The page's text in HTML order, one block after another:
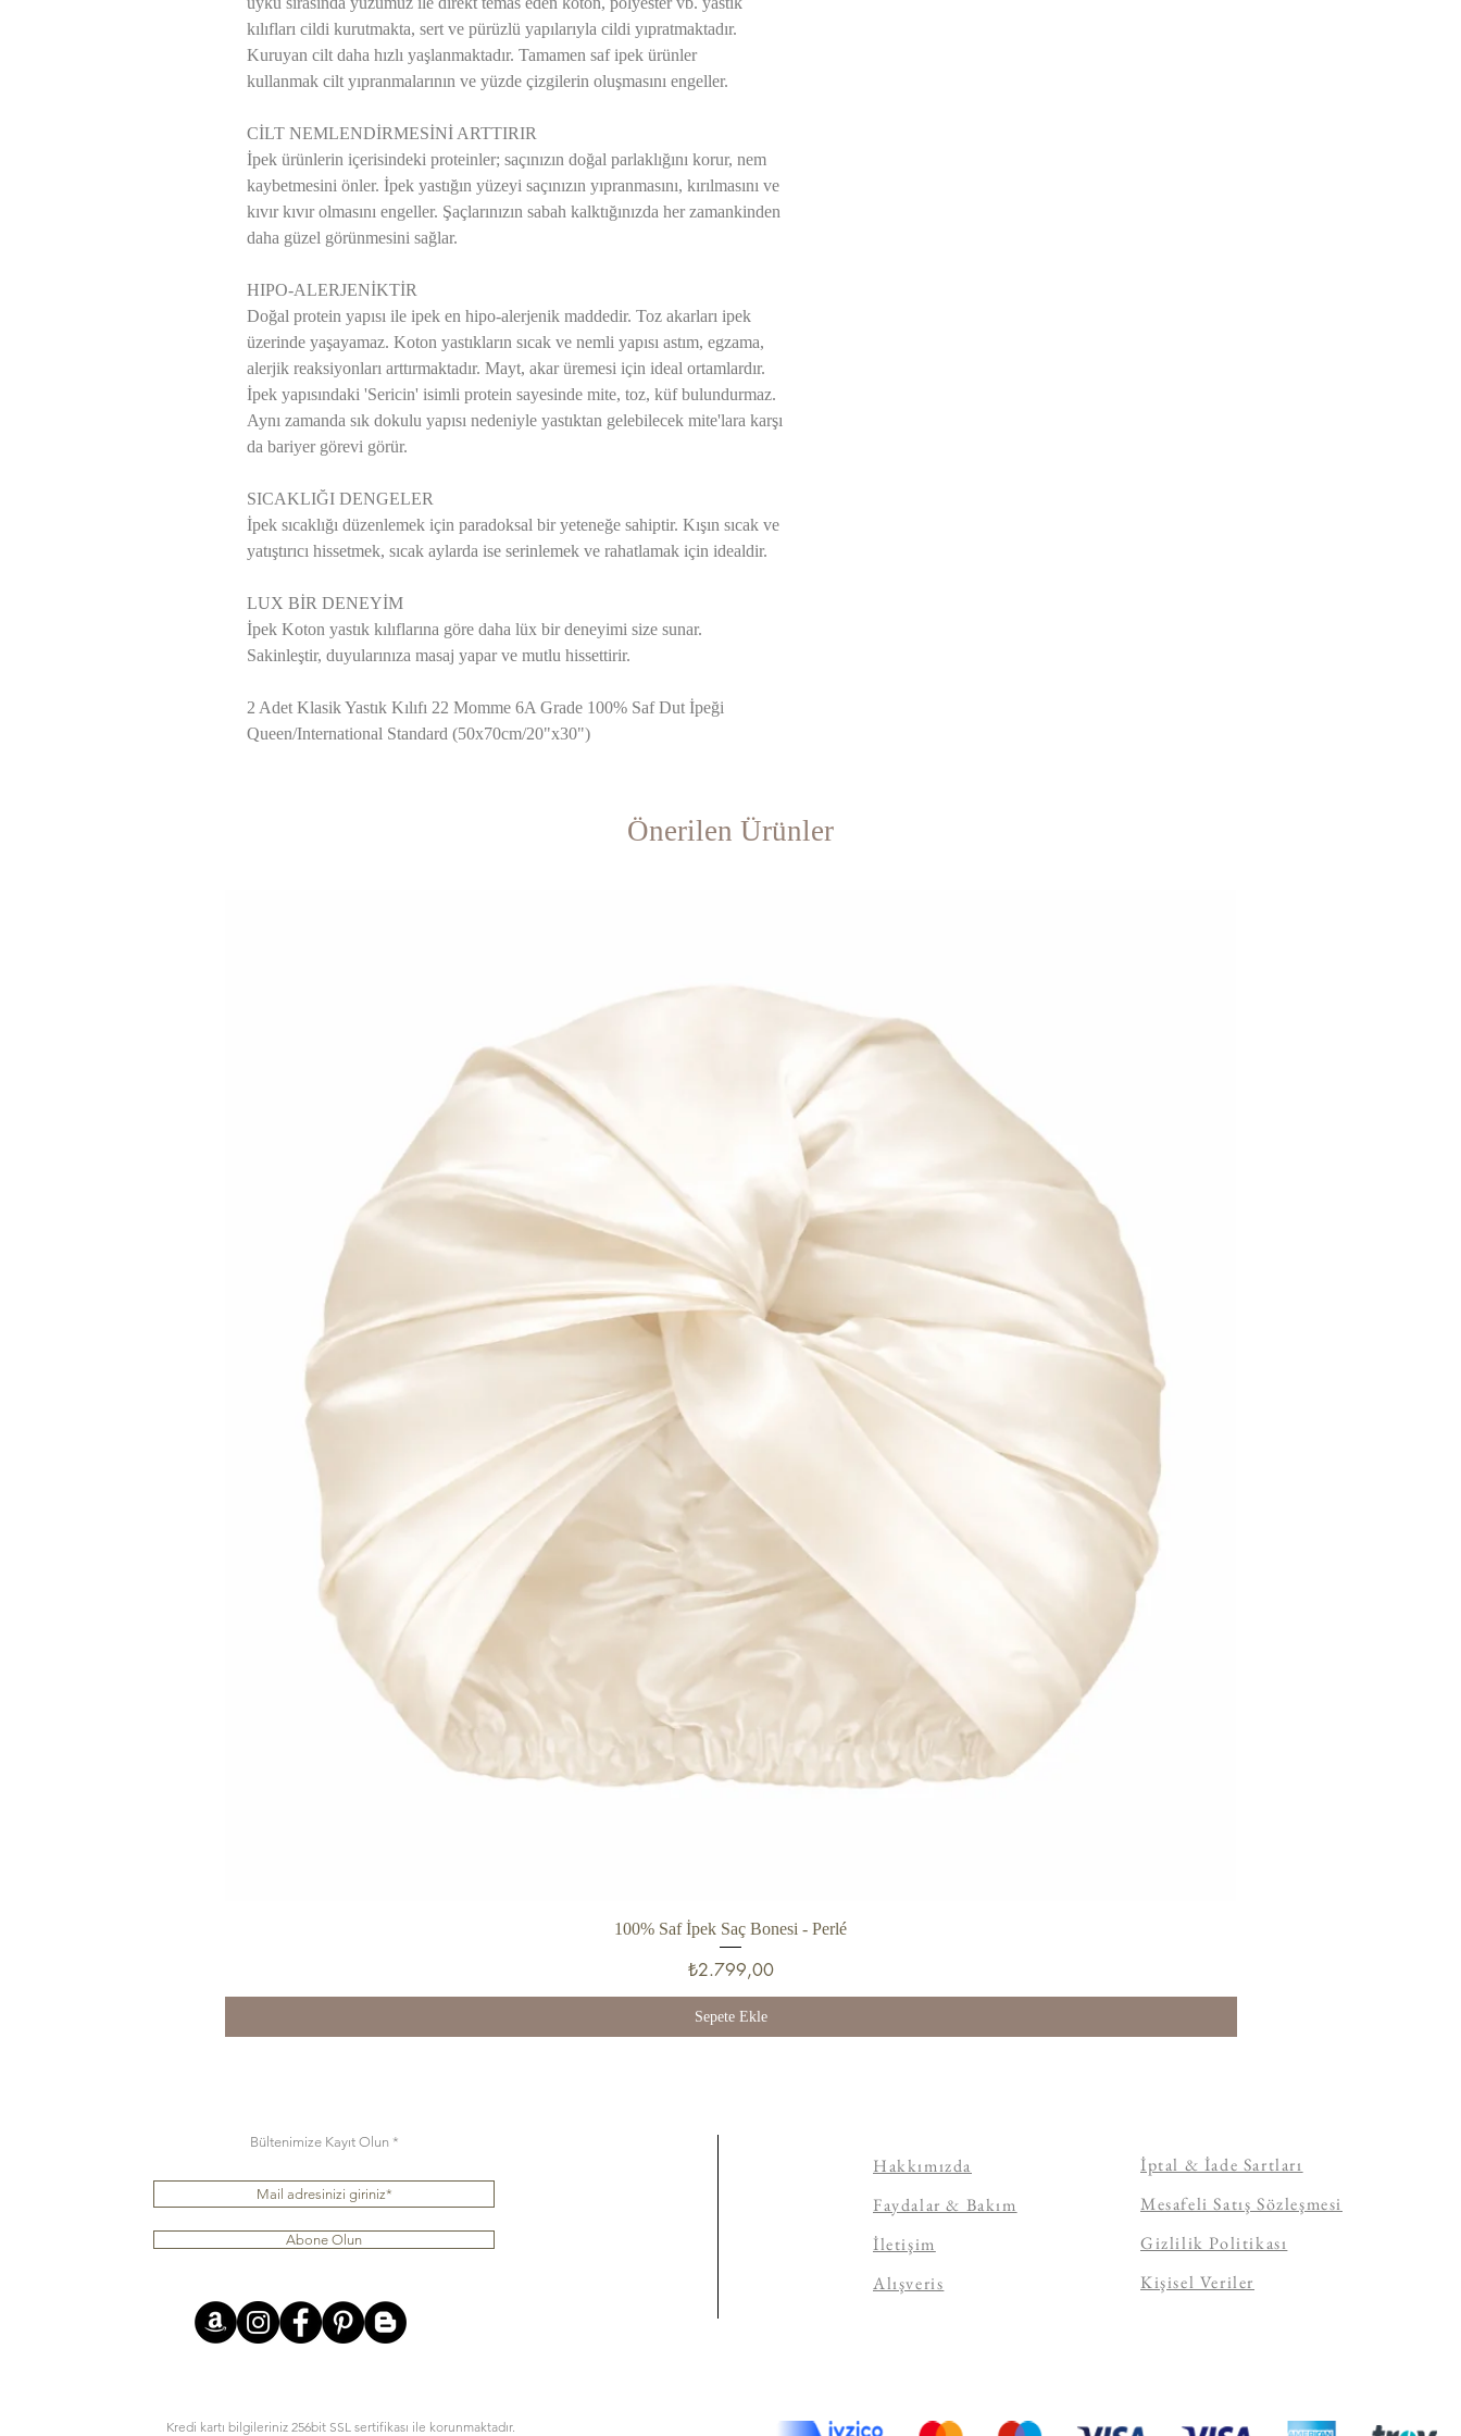
kılıfları cildi kurutmakta, sert ve pürüzlü yapılarıyla cildi yıpratmaktadır.
Kuruyan cilt daha hızlı yaşlanmaktadır. Tamamen saf ipek ürünler
kullanmak cilt yıpranmalarının ve yüzde çizgilerin oluşmasını engeller.
CİLT NEMLENDİRMESİNİ ARTTIRIR
İpek ürünlerin içerisindeki proteinler; saçınızın doğal parlaklığını korur, nem
kaybetmesini önler. İpek yastığın yüzeyi saçınızın yıpranmasını, kırılmasını ve
kıvır kıvır olmasını engeller. Şaçlarınızın sabah kalktığınızda her zamankinden
daha güzel görünmesini sağlar.
HIPO-ALERJENİKTİR
Doğal protein yapısı ile ipek en hipo-alerjenik maddedir. Toz akarları ipek
üzerinde yaşayamaz. Koton yastıkların sıcak ve nemli yapısı astım, egzama,
alerjik reaksiyonları arttırmaktadır. Mayt, akar üremesi için ideal ortamlardır.
İpek yapısındaki 'Sericin' isimli protein sayesinde mite, toz, küf bulundurmaz.
Aynı zamanda sık dokulu yapısı nedeniyle yastıktan gelebilecek mite'lara karşı
da bariyer görevi görür.
SICAKLIĞI DENGELER
İpek sıcaklığı düzenlemek için paradoksal bir yeteneğe sahiptir. Kışın sıcak ve
yatıştırıcı hissetmek, sıcak aylarda ise serinlemek ve rahatlamak için idealdir.
LUX BİR DENEYİM
İpek Koton yastık kılıflarına göre daha lüx bir deneyimi size sunar.
Sakinleştir, duyularınıza masaj yapar ve mutlu hissettirir.
2 Adet Klasik Yastık Kılıfı 22 Momme 6A Grade 100% Saf Dut İpeği
Queen/International Standard (50x70cm/20"x30")
Önerilen Ürünler
Hızlı Bakış
100% Saf İpek Saç Bonesi - Perlé
Fiyat
₺2.799,00
Sepete Ekle
Bültenimize Kayıt Olun
Abone Olun
Hakkımızda
Faydalar & Bakım
İletişim
Alışveris
İptal & İade Sartları
Mesafeli Satış Sözleşmesi
Gizlilik Politikası
Kişisel Veriler
Kredi kartı bilgileriniz 256bit SSL sertifikası ile korunmaktadır.